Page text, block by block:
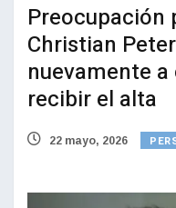
Preocupación
Christian
nuevamente
recibir el alta
22 mayo, 2026